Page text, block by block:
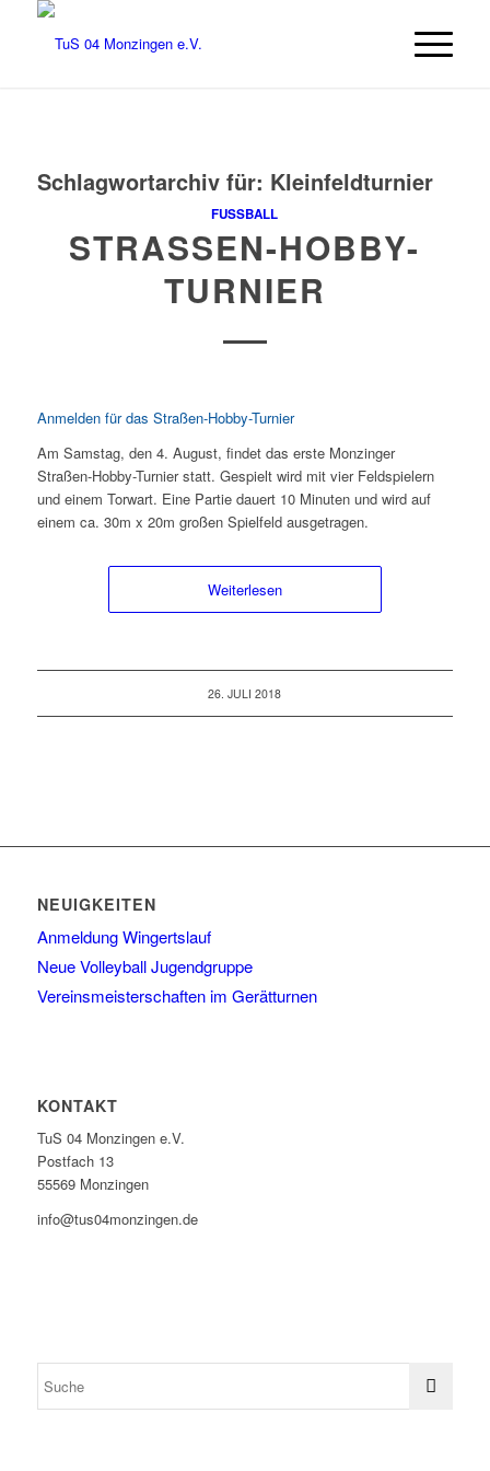
Schlagwortarchiv für: Kleinfeldturnier
FUSSBALL
STRASSEN-HOBBY-T
URNIER
Anmelden für das Straßen-Hobby-Turnier
Am Samstag, den 4. August, findet das erste Monzinger
Straßen-Hobby-Turnier statt. Gespielt wird mit vier Feldspielern
und einem Torwart. Eine Partie dauert 10 Minuten und wird auf
einem ca. 30m x 20m großen Spielfeld ausgetragen.
Weiterlesen
26. JULI 2018
NEUIGKEITEN
Anmeldung Wingertslauf
Neue Volleyball Jugendgruppe
Vereinsmeisterschaften im Gerätturnen
KONTAKT
TuS 04 Monzingen e.V.
Postfach 13
55569 Monzingen
info@tus04monzingen.de